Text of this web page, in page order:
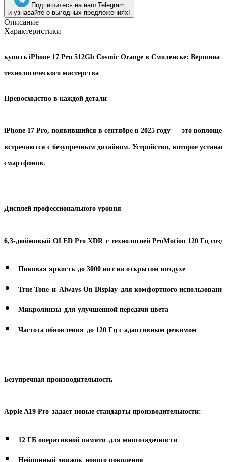
Подпишитесь на наш Telegram
и узнавайте о выгодных предложениях!
Описание
Характеристики
купить iPhone 17 Pro 512Gb Cosmic Orange в Смоленске: Вершина
технологического мастерства
Превосходство в каждой детали
iPhone 17 Pro, появившийся в сентябре в 2025 году — это
встречаются с безупречным дизайном. Устройство, которое
смартфонов.
Дисплей профессионального уровня
6,3-дюймовый OLED Pro XDR с технологией ProMotion 120 Гц
Пиковая яркость до 3000 нит на открытом воздухе
True Tone и Always-On Display для комфортного
Микролинзы для улучшенной передачи цвета
Частота обновления до 120 Гц с адаптивным режимом
Безупречная производительность
Apple A19 Pro задает новые стандарты производительности:
12 ГБ оперативной памяти для многозадачности
Нейронный движок нового поколения